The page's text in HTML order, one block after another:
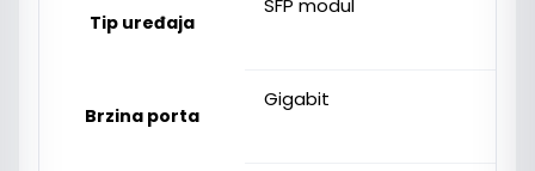
Tip uređaja
SFP modul
Brzina porta
Gigabit